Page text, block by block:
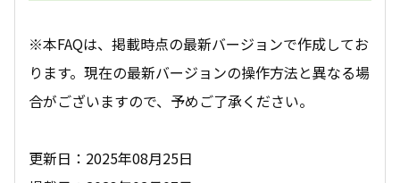
※本FAQは、掲載時点の最新バージョンで作成してお
ります。現在の最新バージョンの操作方法と異なる場
合がございますので、予めご了承ください。
更新日：2025年08月25日